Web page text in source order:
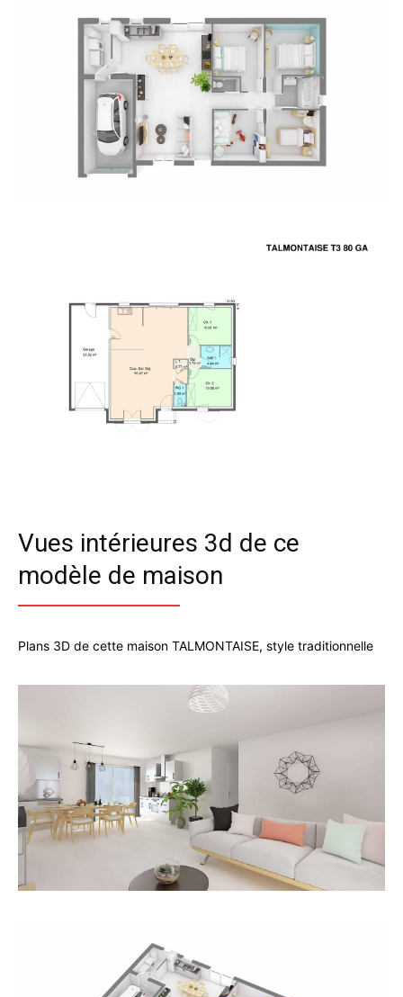
Vues intérieures 3d de ce
modèle de maison
Plans 3D de cette maison TALMONTAISE, style traditionnelle